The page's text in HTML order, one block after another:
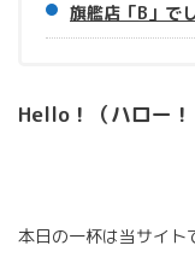
旗艦店「B」で
Hello！（ハロー！
本日の一杯は当サイト